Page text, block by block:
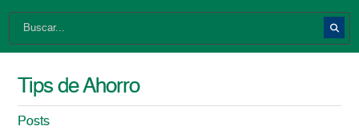
Tips de Ahorro
Posts